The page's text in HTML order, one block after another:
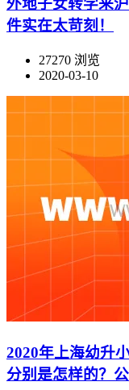
件实在太苛刻！
27270 浏览
2020-03-10
2020年上海幼升
分别是怎样的？